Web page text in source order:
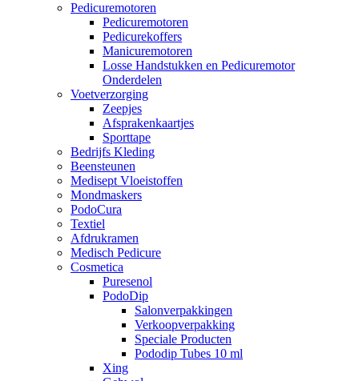
Pedicuremotoren
Pedicuremotoren
Pedicurekoffers
Manicuremotoren
Losse Handstukken en Pedicuremotor
Onderdelen
Voetverzorging
Zeepjes
Afsprakenkaartjes
Sporttape
Bedrijfs Kleding
Beensteunen
Medisept Vloeistoffen
Mondmaskers
PodoCura
Textiel
Afdrukramen
Medisch Pedicure
Cosmetica
Puresenol
PodoDip
Salonverpakkingen
Verkoopverpakking
Speciale Producten
Pododip Tubes 10 ml
Xing